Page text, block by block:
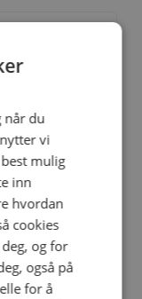
utviklet gjennom
når du
vi
mulig
inn
hvordan
cookies
og for
også på
for å